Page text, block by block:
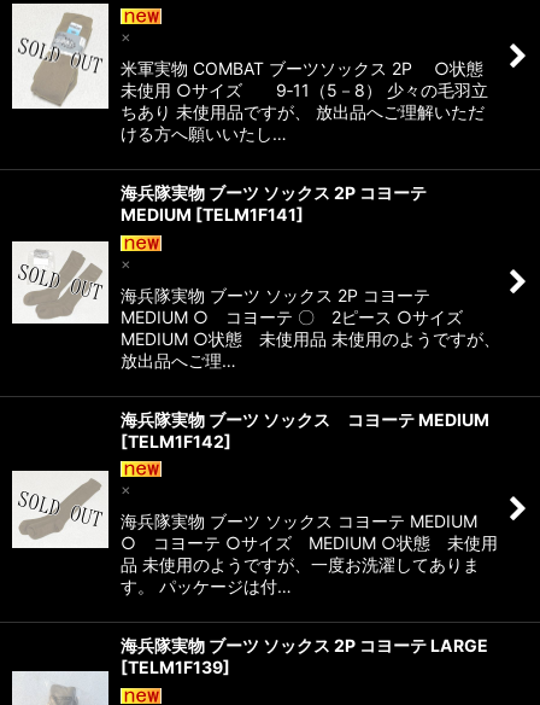
×
米軍実物 COMBAT ブーツソックス 2P ○状態
未使用 ○サイズ 9‐11（5－8） 少々の毛羽立
ちあり 未使用品ですが、 放出品へご理解いただ
ける方へ願いいたし…
海兵隊実物 ブーツ ソックス 2P コヨーテ
MEDIUM [TELM1F141]
×
海兵隊実物 ブーツ ソックス 2P コヨーテ
MEDIUM ○ コヨーテ 〇 2ピース ○サイズ
MEDIUM ○状態 未使用品 未使用のようですが、
放出品へご理…
海兵隊実物 ブーツ ソックス コヨーテ MEDIUM
[TELM1F142]
×
海兵隊実物 ブーツ ソックス コヨーテ MEDIUM
○ コヨーテ ○サイズ MEDIUM ○状態 未使用
品 未使用のようですが、一度お洗濯してありま
す。 パッケージは付…
海兵隊実物 ブーツ ソックス 2P コヨーテ LARGE
[TELM1F139]